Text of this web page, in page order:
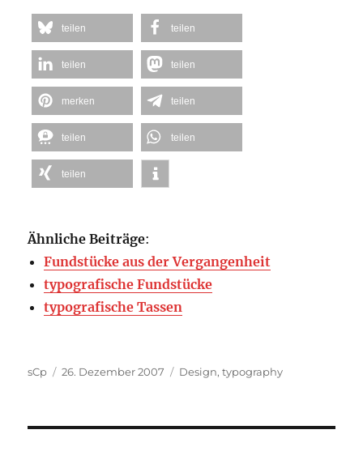
teilen teilen
teilen teilen
merken teilen
teilen teilen
teilen
Ähnliche Beiträge:
Fundstücke aus der Vergangenheit
typografische Fundstücke
typografische Tassen
Autor
sCp
Veröffentlicht
26. Dezember 2007 Kategorien
Design,typography